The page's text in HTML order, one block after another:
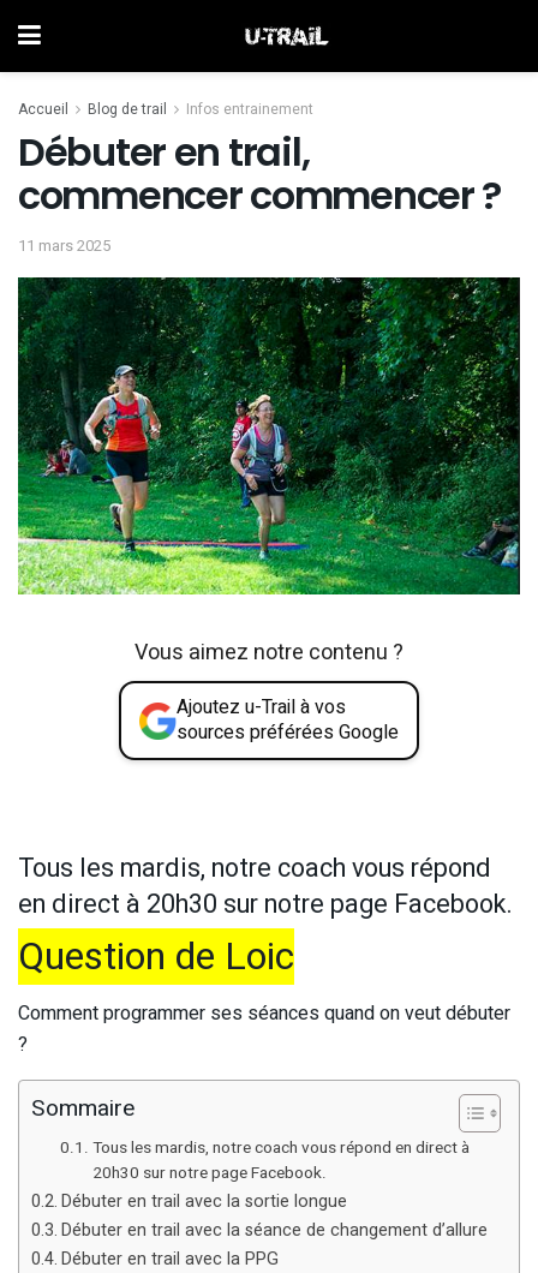
Accueil Blog de trail Infos entrainement
Débuter en trail,
commencer commencer ?
11 mars 2025
Vous aimez notre contenu ?
Ajoutez u-Trail à vos
sources préférées Google
Tous les mardis, notre coach vous répond
en direct à 20h30 sur notre page Facebook.
Question de Loic
Comment programmer ses séances quand on veut débuter
?
Sommaire
Tous les mardis, notre coach vous répond en direct à
20h30 sur notre page Facebook.
Débuter en trail avec la sortie longue
Débuter en trail avec la séance de changement d’allure
Débuter en trail avec la PPG